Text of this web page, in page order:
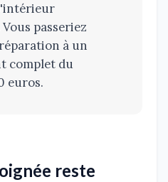
passeriez
à un
complet du
euros.
reste